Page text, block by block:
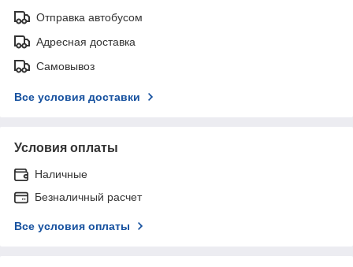
Отправка автобусом
Адресная доставка
Самовывоз
Все условия доставки
Условия оплаты
Наличные
Безналичный расчет
Все условия оплаты